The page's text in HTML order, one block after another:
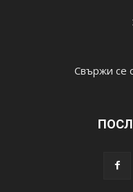
Свържи се